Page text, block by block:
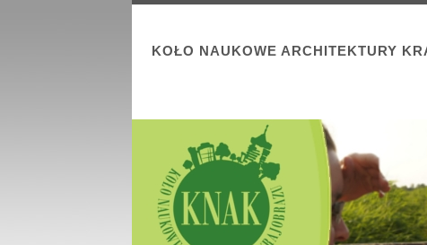
KOŁO NAUKOWE ARCHITEKTURY